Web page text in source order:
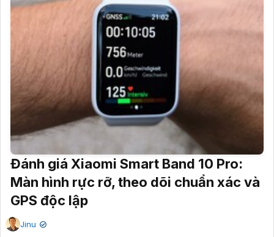
Đánh giá Xiaomi Smart Band 10 Pro:
Màn hình rực rỡ, theo dõi chuẩn xác và
GPS độc lập
Jinu ✔